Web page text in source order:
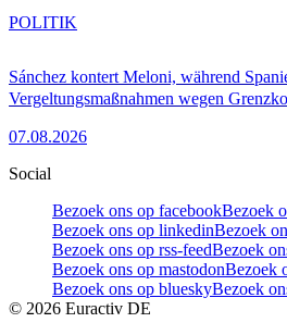
Sánchez kontert Meloni, während
Vergeltungsmaßnahmen wegen
07.08.2026
POLITIK
Social
Bezoek ons op facebookBezoek
Bezoek ons op linkedinBezoek
Bezoek ons op rss-feedBezoek
Bezoek ons op mastodonBezoek
Bezoek ons op blueskyBezoek
© 2026 Euractiv DE